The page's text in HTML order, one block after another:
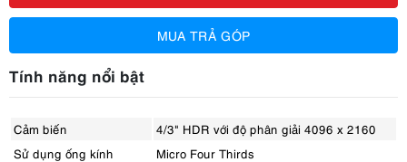
MUA TRẢ GÓP
Tính năng nổi bật
Cảm biến
4/3" HDR với độ phân giải 4096 x 2160
Sử dụng ống kính
Micro Four Thirds